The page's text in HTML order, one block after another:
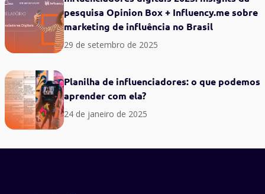
pesquisa Opinion Box + Influency.me sobre
marketing de influência no Brasil
29 de setembro de 2025
Planilha de influenciadores: o que podemos
aprender com ela?
24 de janeiro de 2025